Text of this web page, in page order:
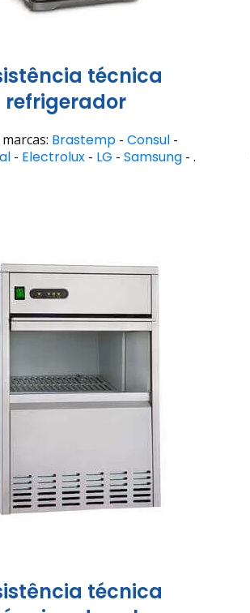
técnica
refrigerador
Brastemp- Consul-
- Electrolux - LG - Samsung - .
técnica